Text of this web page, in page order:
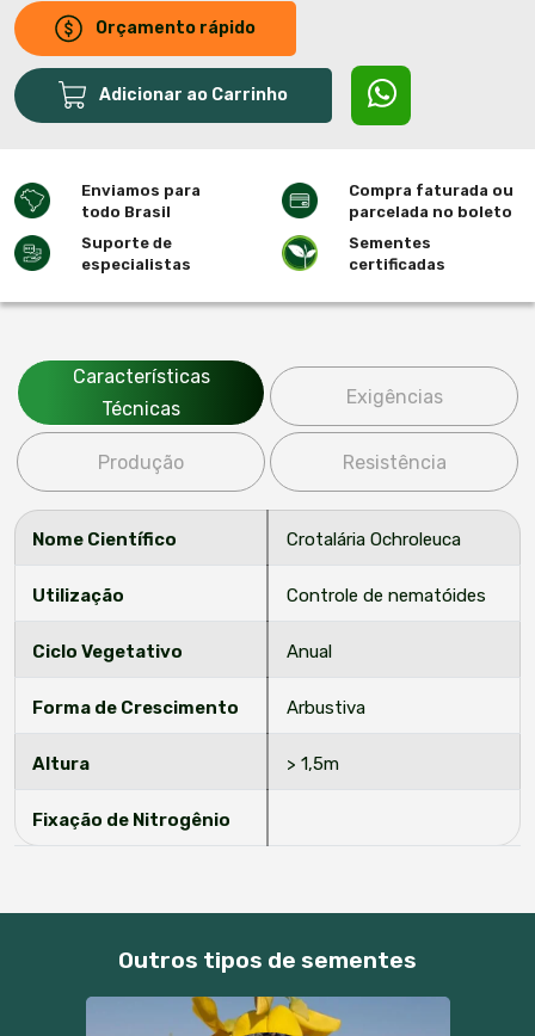
Orçamento rápido
Adicionar ao Carrinho
Enviamos para
todo Brasil
Compra faturada ou
parcelada no boleto
Suporte de
especialistas
Sementes
certificadas
Características
Técnicas
Exigências
Produção Resistência
Nome Científico Crotalária Ochroleuca
Utilização Controle de nematóides
Ciclo Vegetativo Anual
Forma de Crescimento Arbustiva
Altura > 1,5m
Fixação de Nitrogênio
Outros tipos de sementes